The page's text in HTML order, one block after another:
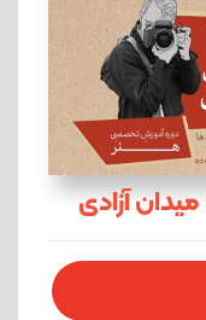
آزادی